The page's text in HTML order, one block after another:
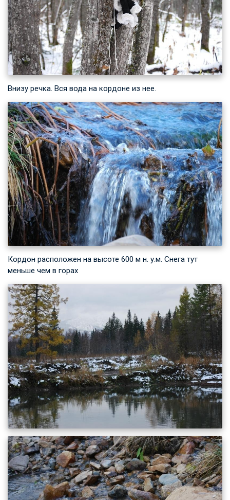
Внизу речка. Вся вода на кордоне из нее.
Кордон расположен на высоте 600 м н. у.м. Снега тут
меньше чем в горах